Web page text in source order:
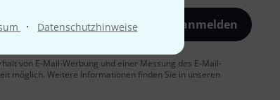
· Datenschutzhinweise Jetzt anmelden
von E-Mail-Werbung und einer Messung des E-Mail-
möglich. Weitere Informationen finden Sie in unseren